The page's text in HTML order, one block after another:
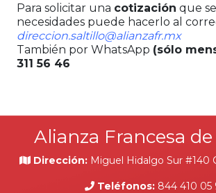
Para solicitar una cotización que
necesidades puede hacerlo al
direccion.saltillo@alianzafr.mx
También por WhatsApp (sólo
311 56 46
Alianza Francesa
Dirección: Miguel Hidalgo Sur #140
Teléfonos: 844 410 05